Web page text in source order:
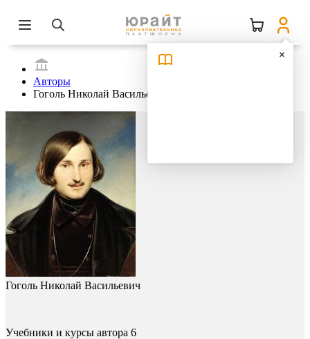
Авторы
Гоголь Николай Васильевич
Гоголь Николай Васильевич
Учебники и курсы автора 6